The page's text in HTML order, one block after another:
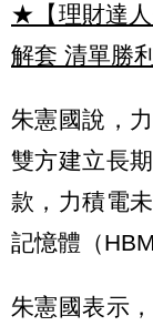
★【理財達人
解套 清單勝
朱憲國說，
雙方建立長
款，力積電
記憶體（
朱憲國表示